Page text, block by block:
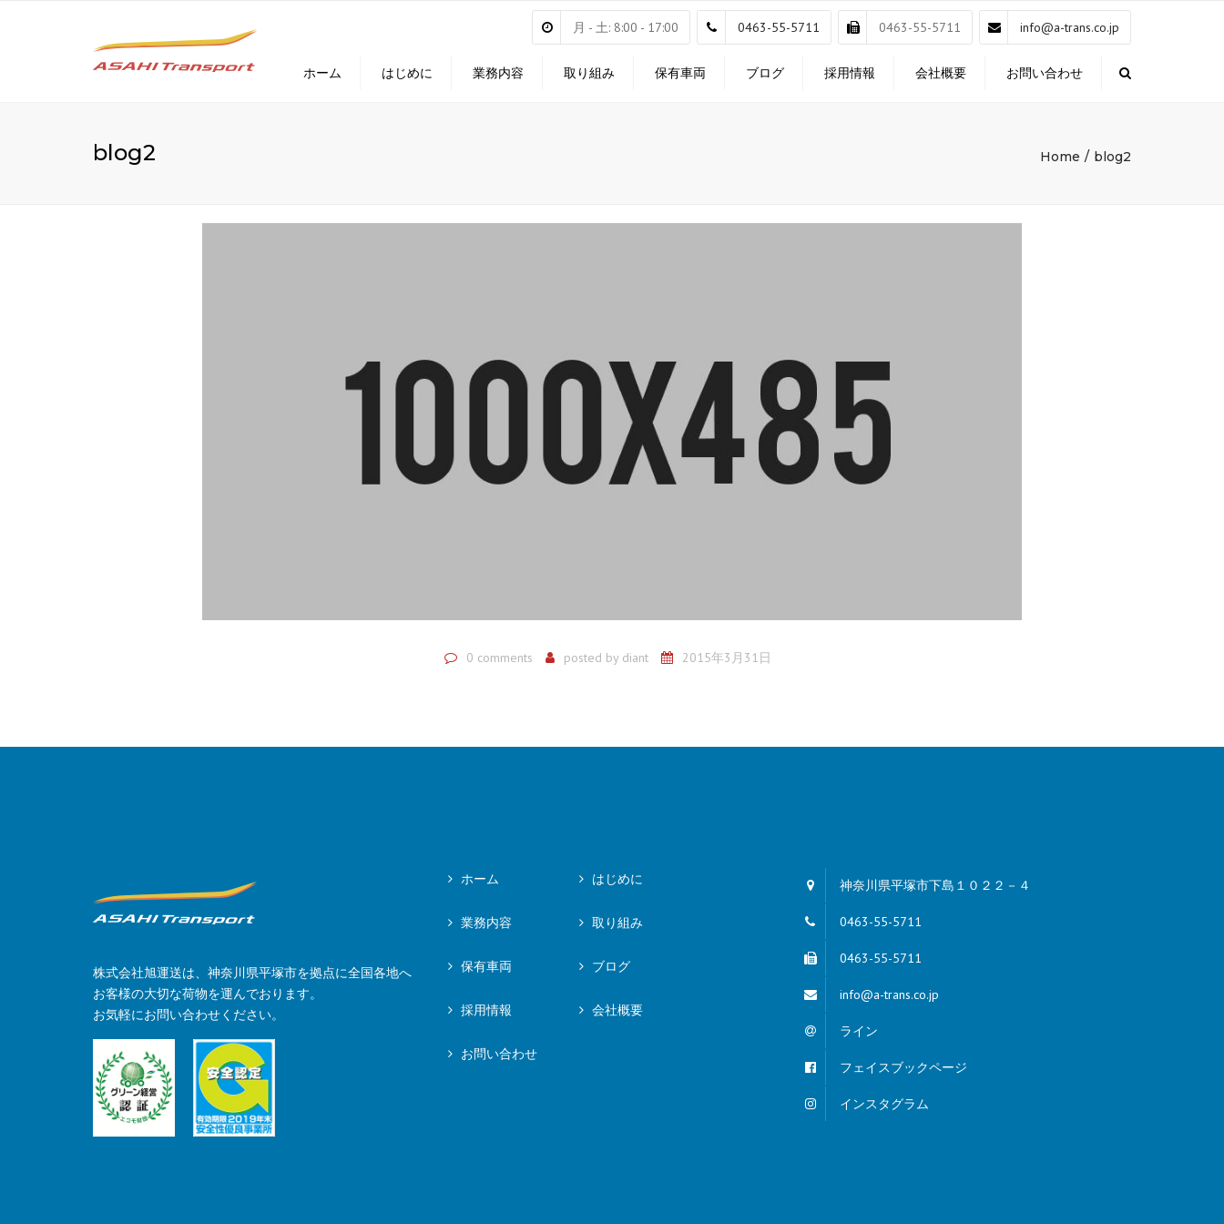
月 - 土: 8:00 - 17:00 0463-55-5711 0463-55-5711 info@a-trans.co.jp
ホーム はじめに 業務内容 取り組み 保有車両 ブログ 採用情報 会社概要 お問い合わせ
blog2 Home blog2
0 comments posted by diant 2015年3月31日
株式会社旭運送は、神奈川県平塚市を拠点に全国各地へ
お客様の大切な荷物を運んでおります。
お気軽にお問い合わせください。
ホーム はじめに
業務内容 取り組み
保有車両 ブログ
採用情報 会社概要
お問い合わせ
神奈川県平塚市下島１０２２－４
0463-55-5711
0463-55-5711
info@a-trans.co.jp
ライン
フェイスブックページ
インスタグラム